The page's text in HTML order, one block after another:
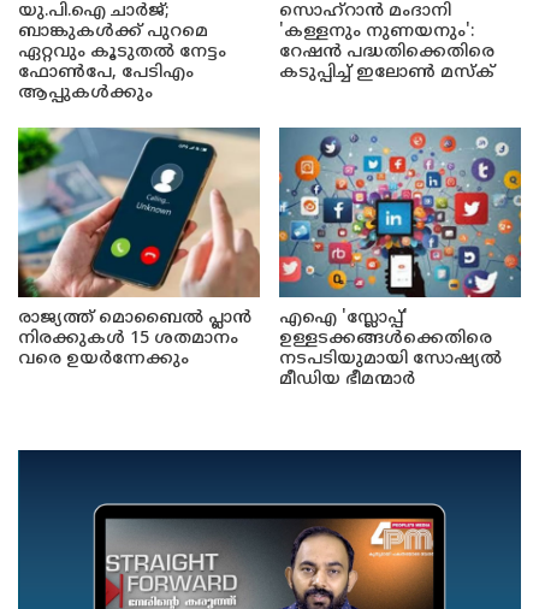
യു.പി.ഐ ചാർജ്;
ബാങ്കുകൾക്ക് പുറമെ
ഏറ്റവും കൂടുതൽ നേട്ടം
ഫോൺപേ, പേടിഎം
ആപ്പുകൾക്കും
സൊഹ്റാൻ മംദാനി
'കള്ളനും നുണയനും':
റേഷൻ പദ്ധതിക്കെതിരെ
കടുപ്പിച്ച് ഇലോൺ മസ്ക്
രാജ്യത്ത് മൊബൈൽ പ്ലാൻ
നിരക്കുകൾ 15 ശതമാനം
വരെ ഉയർന്നേക്കും
എഐ 'സ്ലോപ്പ്'
ഉള്ളടക്കങ്ങൾക്കെതിരെ
നടപടിയുമായി സോഷ്യൽ
മീഡിയ ഭീമന്മാർ